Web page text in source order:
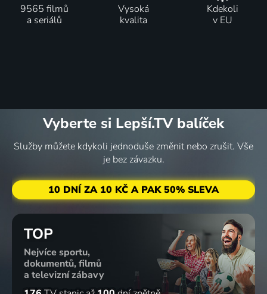
9565 filmů
a seriálů
Vysoká
kvalita
Kdekoli
v EU
Vyberte si Lepší.TV balíček
Služby můžete kdykoli jednoduše změnit nebo zrušit. Vše
je bez závazku.
10 DNÍ ZA 10 KČ A PAK 50% SLEVA
TOP
Nejvíce sportu,
dokumentů, filmů
a televizní zábavy